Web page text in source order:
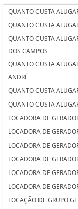
QUANTO CUSTA
QUANTO CUSTA
QUANTO CUSTA
DOS CAMPOS
QUANTO CUSTA
ANDRÉ
QUANTO CUSTA
QUANTO CUSTA
LOCADORA DE
LOCADORA DE
LOCADORA DE
LOCADORA DE
LOCADORA DE
LOCADORA DE
LOCAÇÃO DE GRUPO